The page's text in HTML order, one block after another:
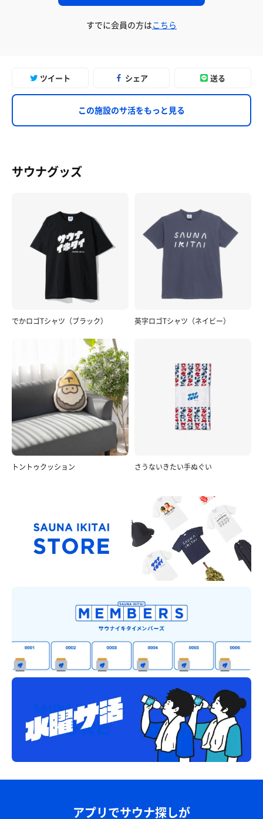
すでに会員の方はこちら
ツイート シェア 送る
この施設のサ活をもっと見る
サウナグッズ
でかロゴTシャツ（ブラック） 英字ロゴTシャツ（ネイビー）
トントゥクッション さうないきたい手ぬぐい
アプリでサウナ探しが